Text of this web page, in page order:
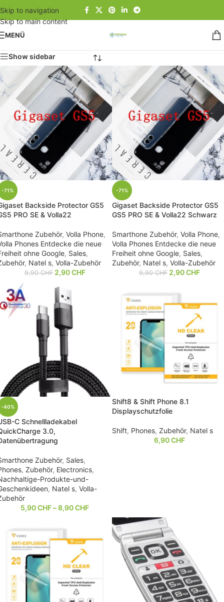
Skip to navigation
Skip to main content
MENÜ
Show sidebar
-71%
Backside Protector GS5
PRO SE & Volla22
Zubehör, Volla Phone,
Phones Entdecke die neue
ohne Google, Sales,
, Natel s, Volla-Zubehör
9,90CHF 2,90CHF
-71%
Gigaset Backside Protector GS5
GS5 PRO SE & Volla22 Schwarz
Smarthone Zubehör, Volla Phone,
Volla Phones Entdecke die neue
Freiheit ohne Google, Sales,
Zubehör, Natel s, Volla-Zubehör
9,90CHF 2,90CHF
-40%
C Schnellladekabel
3.0,
Zubehör, Sales,
, Zubehör, Electronics,
Produkte-und-
, Natel s, Volla-
5,90CHF–8,90CHF
Shift8 & Shift Phone 8.1
Displayschutzfolie
Shift, Phones, Zubehör, Natel s
6,90CHF